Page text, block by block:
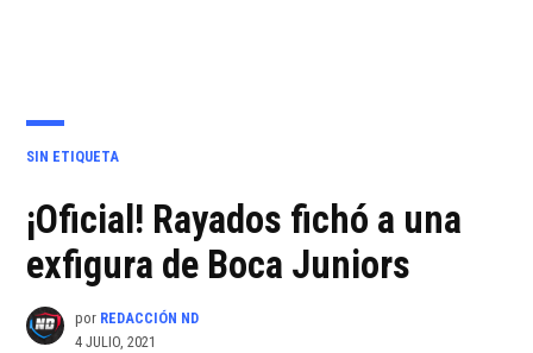
PUBLICADO
SIN ETIQUETA
¡Oficial! Rayados fichó a una
exfigura de Boca Juniors
por REDACCIÓN ND
4 JULIO, 2021